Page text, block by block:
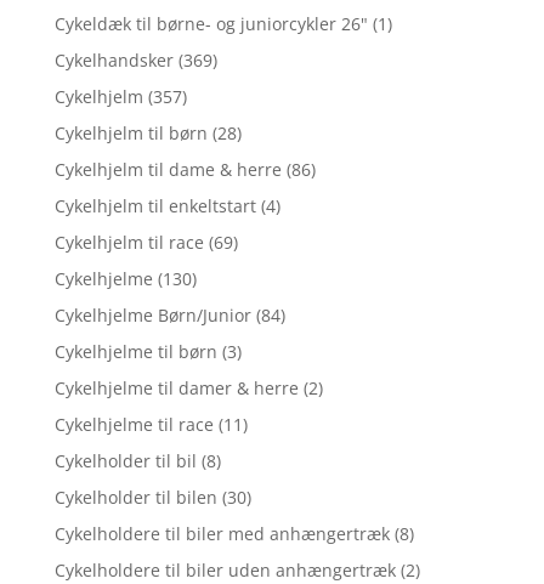
Cykeldæk til børne- og juniorcykler 26" (1)
Cykelhandsker (369)
Cykelhjelm (357)
Cykelhjelm til børn (28)
Cykelhjelm til dame & herre (86)
Cykelhjelm til enkeltstart (4)
Cykelhjelm til race (69)
Cykelhjelme (130)
Cykelhjelme Børn/Junior (84)
Cykelhjelme til børn (3)
Cykelhjelme til damer & herre (2)
Cykelhjelme til race (11)
Cykelholder til bil (8)
Cykelholder til bilen (30)
Cykelholdere til biler med anhængertræk (8)
Cykelholdere til biler uden anhængertræk (2)